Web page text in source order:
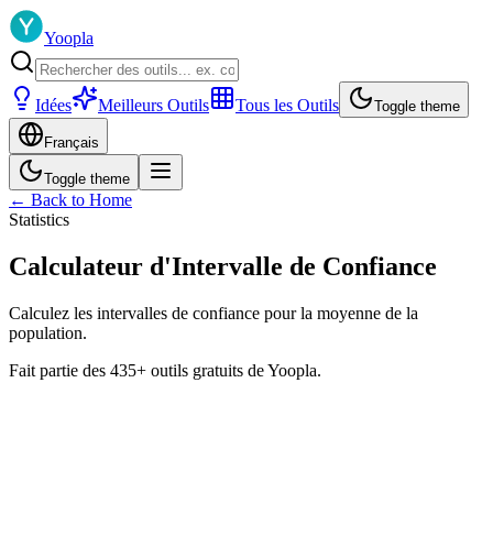
Yoopla
Idées Meilleurs Outils Tous les Outils Toggle theme
Français
Toggle theme
← Back to Home
Statistics
Calculateur d'Intervalle de Confiance
Calculez les intervalles de confiance pour la moyenne de la
population.
Fait partie des 435+ outils gratuits de Yoopla.